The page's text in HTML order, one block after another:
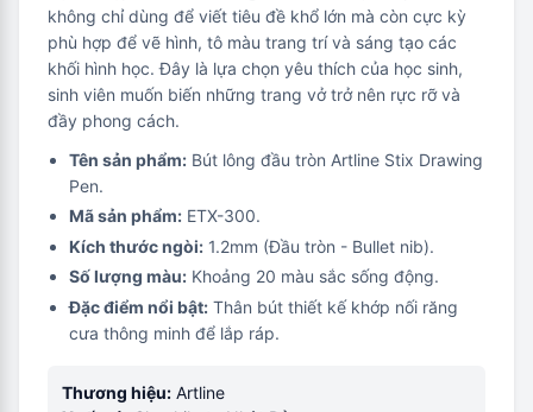
không chỉ dùng để viết tiêu đề khổ lớn mà còn cực kỳ
phù hợp để vẽ hình, tô màu trang trí và sáng tạo các
khối hình học. Đây là lựa chọn yêu thích của học sinh,
sinh viên muốn biến những trang vở trở nên rực rỡ và
đầy phong cách.
Tên sản phẩm:Bút lông đầu tròn Artline Stix Drawing
Pen.
Mã sản phẩm:ETX-300.
Kích thước ngòi:1.2mm (Đầu tròn - Bullet nib).
Số lượng màu:Khoảng 20 màu sắc sống động.
Đặc điểm nổi bật:Thân bút thiết kế khớp nối răng
cưa thông minh để lắp ráp.
Thương hiệu: Artline